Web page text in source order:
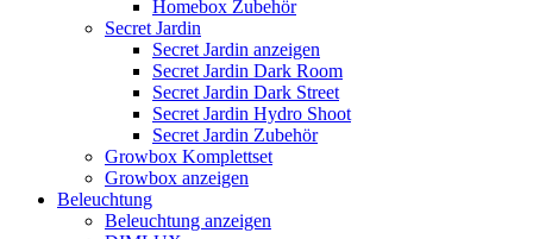
Homebox Zubehör
Secret Jardin
Secret Jardin anzeigen
Secret Jardin Dark Room
Secret Jardin Dark Street
Secret Jardin Hydro Shoot
Secret Jardin Zubehör
Growbox Komplettset
Growbox anzeigen
Beleuchtung
Beleuchtung anzeigen